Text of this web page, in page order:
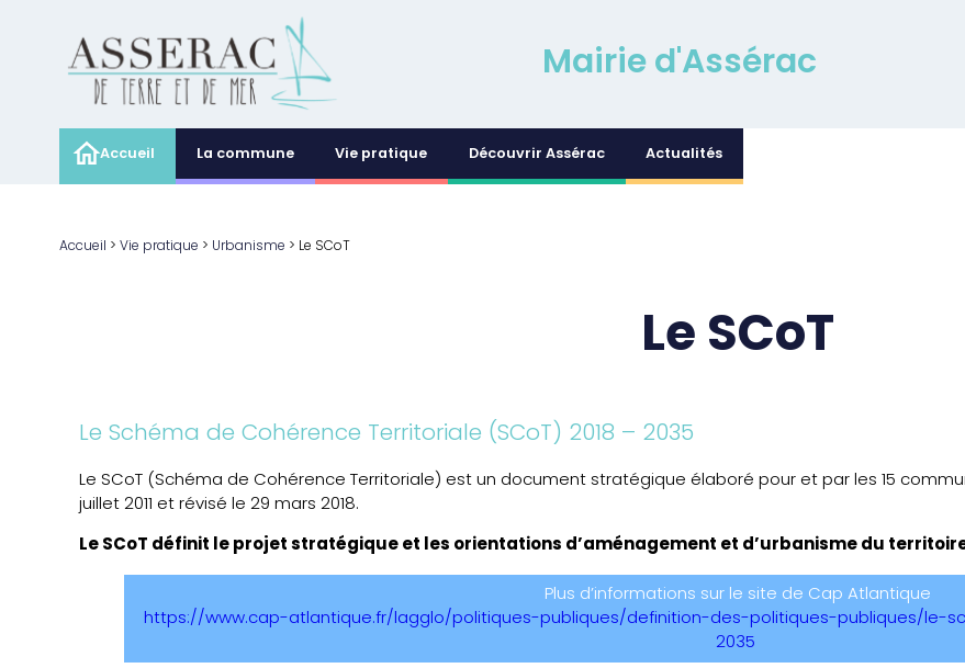
Mairie d'Assérac
Accueil La commune Vie pratique Découvrir Assérac Actualités
Accueil > Vie pratique > Urbanisme > Le SCoT
Le SCoT
Le Schéma de Cohérence Territoriale (SCoT) 2018 – 2035
Le SCoT (Schéma de Cohérence Territoriale) est un document stratégique élaboré pour et par les 15
juillet 2011 et révisé le 29 mars 2018.
Le SCoT définit le projet stratégique et les orientations d’aménagement et d’urbanisme du
Plus d’informations sur le site de Cap Atlantique
https://www.cap-atlantique.fr/lagglo/politiques-publiques/definition-des-politiques-publiques/le-
2035